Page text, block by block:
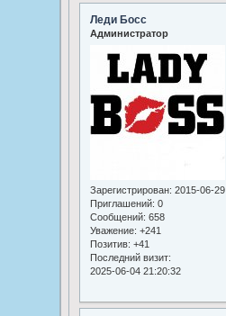
Леди Босс
Администратор
Зарегистрирован: 2015-06-29
Приглашений: 0
Сообщений: 658
Уважение: +241
Позитив: +41
Последний визит:
2025-06-04 21:20:32